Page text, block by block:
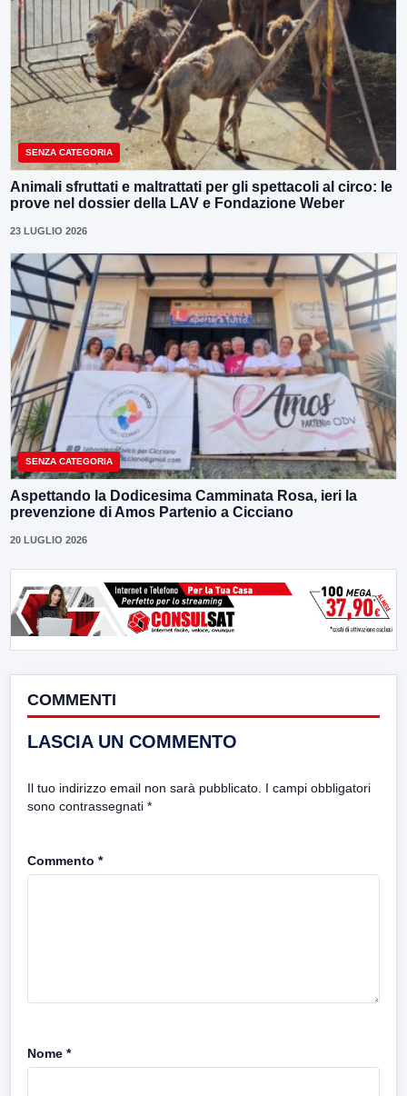
SENZA CATEGORIA
Animali sfruttati e maltrattati per gli spettacoli al circo: le
prove nel dossier della LAV e Fondazione Weber
23 LUGLIO 2026
SENZA CATEGORIA
Aspettando la Dodicesima Camminata Rosa, ieri la
prevenzione di Amos Partenio a Cicciano
20 LUGLIO 2026
COMMENTI
LASCIA UN COMMENTO
Il tuo indirizzo email non sarà pubblicato. I campi obbligatori
sono contrassegnati *
Commento *
Nome *